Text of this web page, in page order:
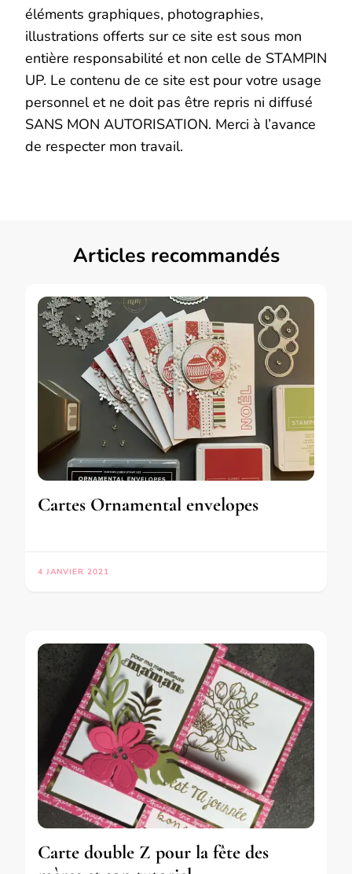
éléments graphiques, photographies,
illustrations offerts sur ce site est sous mon
entière responsabilité et non celle de STAMPIN
UP. Le contenu de ce site est pour votre usage
personnel et ne doit pas être repris ni diffusé
SANS MON AUTORISATION. Merci à l’avance
de respecter mon travail.
Articles recommandés
Cartes Ornamental envelopes
4 JANVIER 2021
Carte double Z pour la fête des